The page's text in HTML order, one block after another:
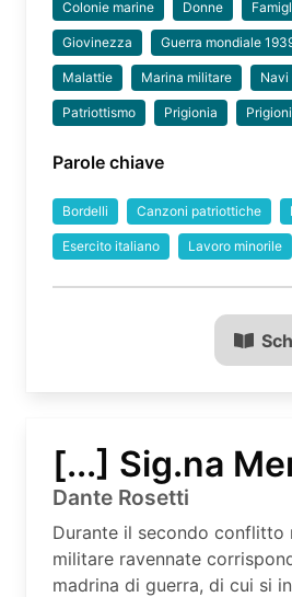
Colonie marine Donne
Giovinezza Guerra mondiale
Malattie Marina militare Navi
Patriottismo Prigionia
Parole chiave
Bordelli Canzoni patriottiche
Esercito italiano Lavoro minorile
[...] Sig.na
Dante Rosetti
Durante il secondo conflitto
militare ravennate
madrina di guerra, di cui si